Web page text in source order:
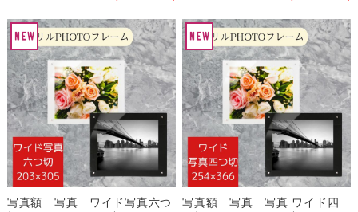
写真額 写真 ワイド写真六つ
写真額 写真 写真 ワイド四